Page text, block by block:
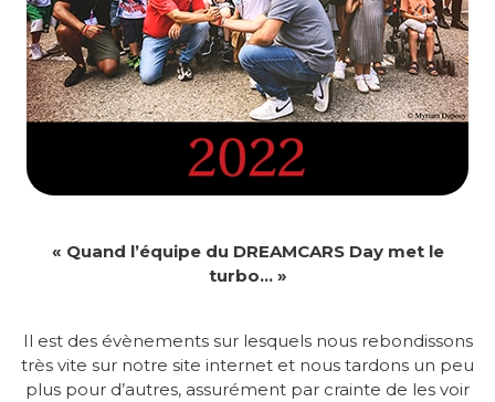
« Quand l’équipe du DREAMCARS Day met le
turbo… »
Il est des évènements sur lesquels nous rebondissons
très vite sur notre site internet et nous tardons un peu
plus pour d’autres, assurément par crainte de les voir